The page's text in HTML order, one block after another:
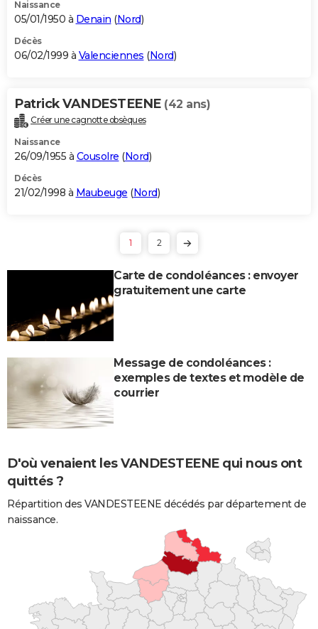
Naissance
05/01/1950 à Denain (Nord)
Décès
06/02/1999 à Valenciennes (Nord)
Patrick VANDESTEENE (42 ans)
Créer une cagnotte obsèques
Naissance
26/09/1955 à Cousolre (Nord)
Décès
21/02/1998 à Maubeuge (Nord)
1 2
Carte de condoléances : envoyer
gratuitement une carte
Message de condoléances :
exemples de textes et modèle de
courrier
D'où venaient les VANDESTEENE qui nous ont
quittés ?
Répartition des VANDESTEENE décédés par département de
naissance.